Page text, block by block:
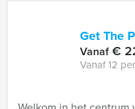
Get The
Vanaf€
Vanaf 12